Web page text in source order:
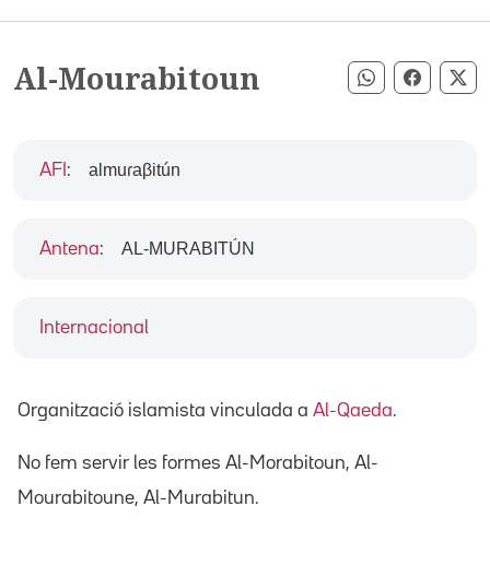
Al-Mourabitoun Compartir
Internacional
AFI : almuɾaβitún
Antena: AL-MURABITÚN
Organització islamista vinculada a Al-Qaeda.
No fem servir les formes Al-Morabitoun, Al-
Mourabitoune, Al-Murabitun.